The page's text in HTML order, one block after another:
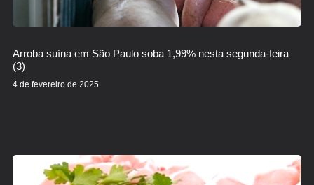
Arroba suína em São Paulo soba 1,99% nesta segunda-feira
(3)
4 de fevereiro de 2025